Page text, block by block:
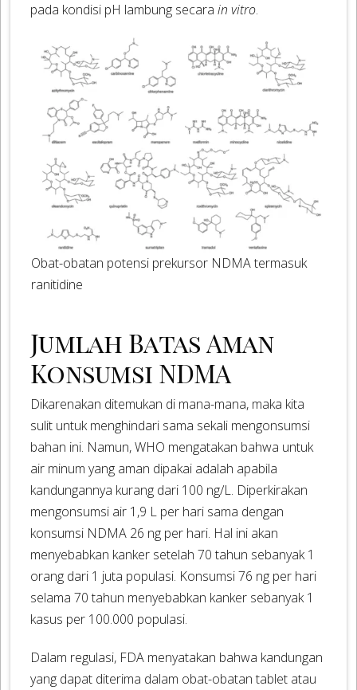
pada kondisi pH lambung secarain vitro.
Obat-obatan potensi prekursor NDMA termasuk
ranitidine
Jumlah Batas Aman
Konsumsi NDMA
Dikarenakan ditemukan di mana-mana, maka kita
sulit untuk menghindari sama sekali mengonsumsi
bahan ini. Namun, WHO mengatakan bahwa untuk
air minum yang aman dipakai adalah apabila
kandungannya kurang dari 100 ng/L. Diperkirakan
mengonsumsi air 1,9 L per hari sama dengan
konsumsi NDMA 26 ng per hari. Hal ini akan
menyebabkan kanker setelah 70 tahun sebanyak 1
orang dari 1 juta populasi. Konsumsi 76 ng per hari
selama 70 tahun menyebabkan kanker sebanyak 1
kasus per 100.000 populasi.
Dalam regulasi, FDA menyatakan bahwa kandungan
yang dapat diterima dalam obat-obatan tablet atau